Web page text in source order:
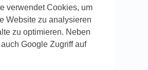
verwendet Cookies, um
Website zu analysieren
zu optimieren. Neben
Google Zugriff auf